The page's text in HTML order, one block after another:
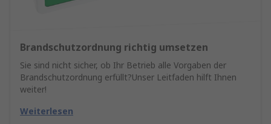
Brandschutzordnung richtig umsetzen
Sie sind nicht sicher, ob Ihr Betrieb alle Vorgaben der
Brandschutzordnung erfüllt?Unser Leitfaden hilft Ihnen
weiter!
Weiterlesen